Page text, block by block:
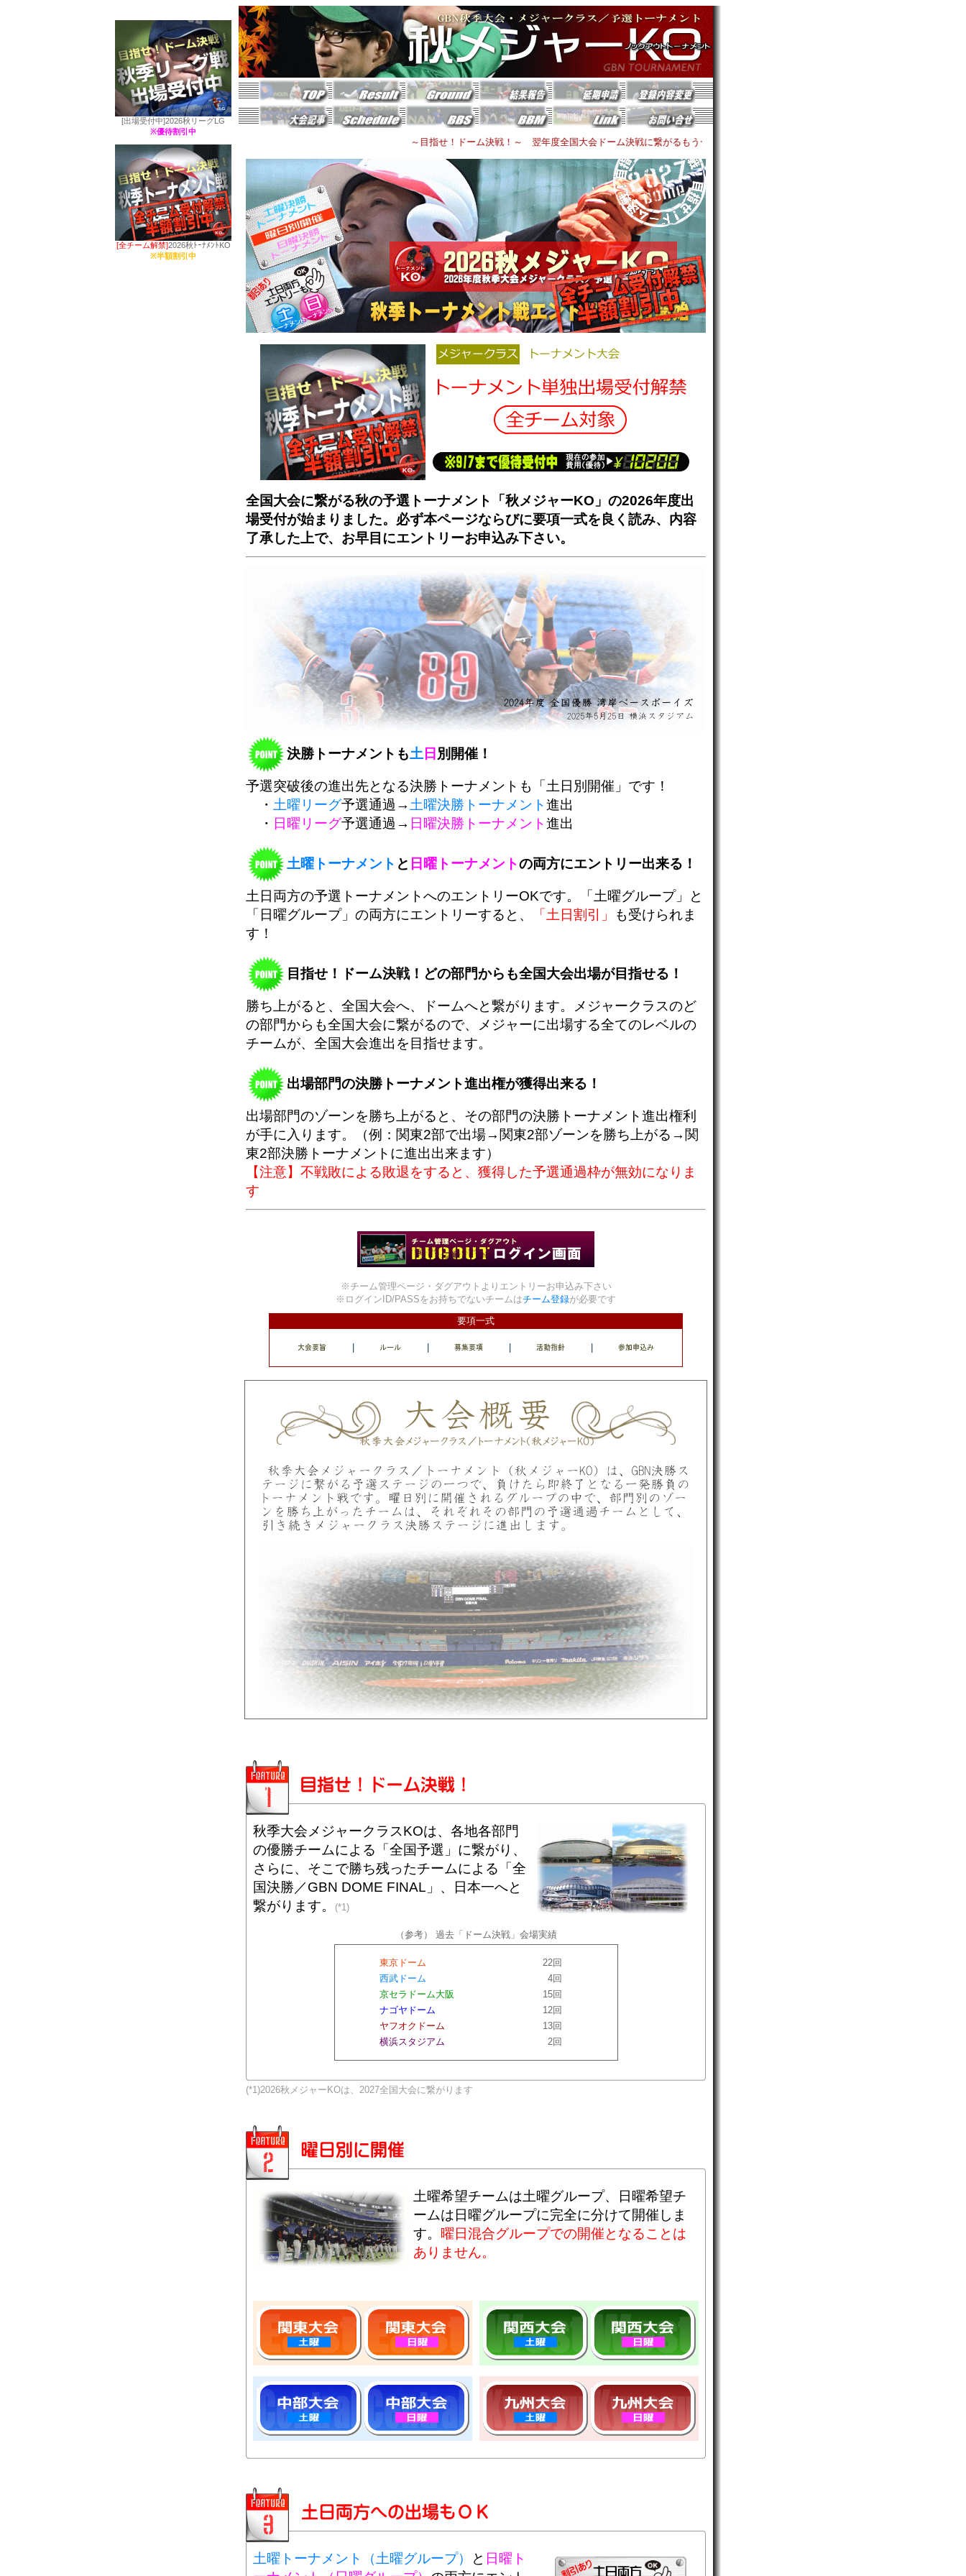
[出場受付中]2026秋リーグLG
※優待割引中
[全チーム解禁]2026秋ﾄｰﾅﾒﾝﾄKO
※半額割引中
～目指せ！ドーム決戦！～ 翌年度全国大会ドーム決戦に繋がるもう一つの予選ステージ「秋メジャーKO」（秋季大会メジャークラス／予選
全国大会に繋がる秋の予選トーナメント「秋メジャーKO」の2026年度出
場受付が始まりました。必ず本ページならびに要項一式を良く読み、内容
了承した上で、お早目にエントリーお申込み下さい。
決勝トーナメントも土 日 別開催！
予選突破後の進出先となる決勝トーナメントも「土日別開催」です！
・ 土曜リーグ予選通過→ 土曜決勝トーナメント進出
・ 日曜リーグ予選通過→ 日曜決勝トーナメント進出
土曜トーナメント と 日曜トーナメントの両方にエントリー出来る！
土日両方の予選トーナメントへのエントリーOKです。「土曜グループ」と
「日曜グループ」の両方にエントリーすると、
「土日割引」
も受けられま
す！
目指せ！ドーム決戦！どの部門からも全国大会出場が目指せる！
勝ち上がると、全国大会へ、ドームへと繋がります。メジャークラスのど
の部門からも全国大会に繋がるので、メジャーに出場する全てのレベルの
チームが、全国大会進出を目指せます。
出場部門の決勝トーナメント進出権が獲得出来る！
出場部門のゾーンを勝ち上がると、その部門の決勝トーナメント進出権利
が手に入ります。（例：関東2部で出場→関東2部ゾーンを勝ち上がる→関
東2部決勝トーナメントに進出出来ます）
【注意】不戦敗による敗退をすると、獲得した予選通過枠が無効になりま
す
※チーム管理ページ・ダグアウトよりエントリーお申込み下さい
※ログインID/PASSをお持ちでないチームはチーム登録が必要です
要項一式
秋季大会メジャークラスKOは、各地各部門
の優勝チームによる「全国予選」に繋がり、
さらに、そこで勝ち残ったチームによる「全
国決勝／GBN DOME FINAL」、日本一へと
繋がります。
(*1)
（参考） 過去「ドーム決戦」会場実績
東京ドーム
22回
西武ドーム
4回
京セラドーム大阪
15回
ナゴヤドーム
12回
ヤフオクドーム
13回
横浜スタジアム
2回
(*1)2026秋メジャーKOは、2027全国大会に繋がります
土曜希望チームは土曜グループ、日曜希望チ
ームは日曜グループに完全に分けて開催しま
す。 曜日混合グループでの開催となることは
ありません。
土曜トーナメント（土曜グループ） と 日曜ト